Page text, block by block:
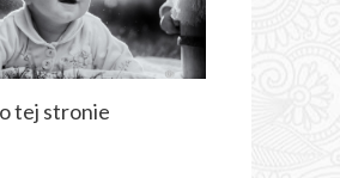
tej stronie